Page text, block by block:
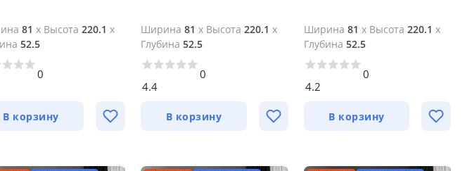
81 x Высота 220.1 x
52.5
0
В корзину
Ширина 81 x Высота 220.1 x
Глубина 52.5
4.4
0
В корзину
Ширина 81 x Высота 220.1 x
Глубина 52.5
4.2
0
В корзину